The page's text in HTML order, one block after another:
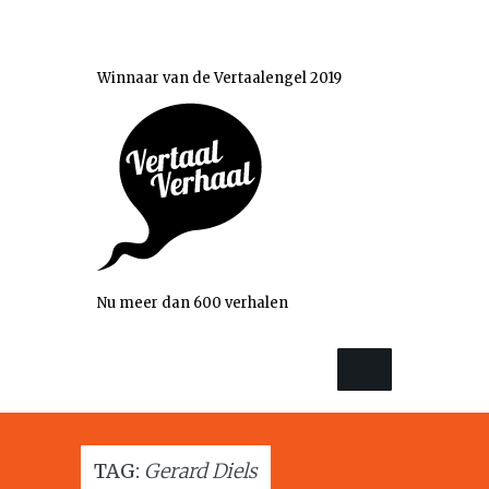
Winnaar van de Vertaalengel 2019
Nu meer dan 600 verhalen
TAG: Gerard Diels